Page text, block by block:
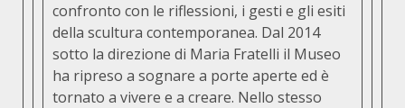
confronto con le riflessioni, i gesti e gli esiti
della scultura contemporanea. Dal 2014
sotto la direzione di Maria Fratelli il Museo
ha ripreso a sognare a porte aperte ed è
tornato a vivere e a creare. Nello stesso